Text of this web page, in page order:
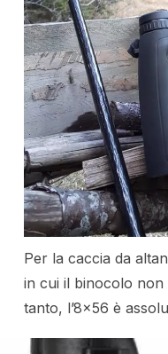
Per la caccia da
in cui il binocolo non
tanto, l’8×56 è